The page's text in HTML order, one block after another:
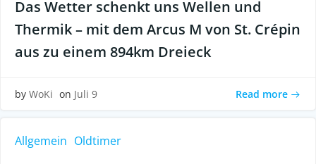
Das Wetter schenkt uns Wellen und
Thermik – mit dem Arcus M von St. Crépin
aus zu einem 894km Dreieck
by WoKi on Juli 9 Read more
Allgemein Oldtimer